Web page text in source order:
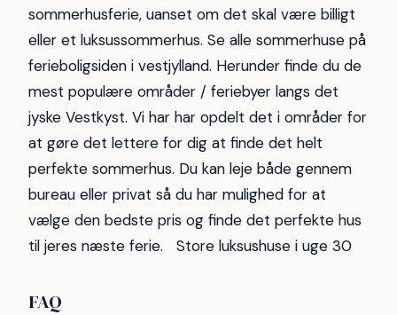
sommerhusferie, uanset om det skal være billigt
eller et luksussommerhus. Se alle sommerhuse på
ferieboligsiden i vestjylland. Herunder finde du de
mest populære områder / feriebyer langs det
jyske Vestkyst. Vi har har opdelt det i områder for
at gøre det lettere for dig at finde det helt
perfekte sommerhus. Du kan leje både gennem
bureau eller privat så du har mulighed for at
vælge den bedste pris og finde det perfekte hus
til jeres næste ferie. Store luksushuse i uge 30
FAQ